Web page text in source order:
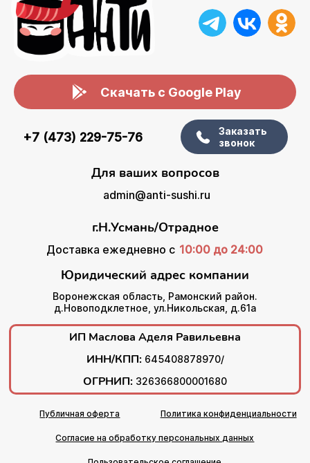
Скачать с Google Play
+7 (473) 229-75-76
Заказать
звонок
Для ваших вопросов
admin@anti-sushi.ru
г.Н.Усмань/Отрадное
Доставка ежедневно с 10:00 до 24:00
Юридический адрес компании
Воронежская область, Рамонский район.
д.Новоподклетное, ул.Никольская, д.61а
ИП Маслова Аделя Равильевна
ИНН/КПП: 645408878970/
ОГРНИП: 326366800001680
Публичная оферта Политика конфиденциальности
Согласие на обработку персональных данных